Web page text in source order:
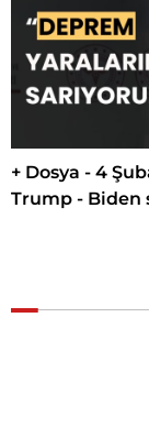
+ Dosya - 4
Trump - Biden